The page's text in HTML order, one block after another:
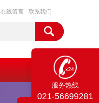
在线留言 联系我们
服务热线
021-56699281